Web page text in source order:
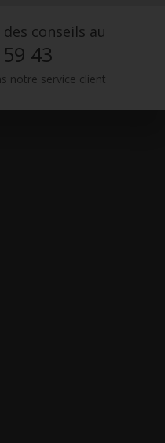
conseils au
43
notre service client